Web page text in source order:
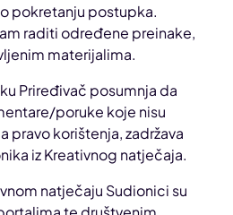
pokretanju postupka.
raditi određene preinake,
materijalima.
Priređivač posumnja da
poruke koje nisu
pravo korištenja, zadržava
iz Kreativnog natječaja.
natječaju Sudionici su